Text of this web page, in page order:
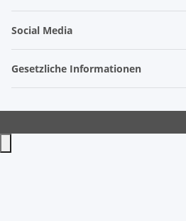
Social Media
Gesetzliche Informationen